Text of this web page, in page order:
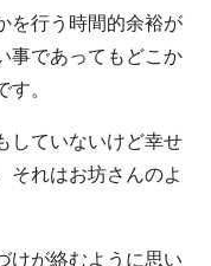
を行う時間的余裕が
事であってもどこか
。
していないけど幸せ
それはお坊さんのよ
けが絡むように思い